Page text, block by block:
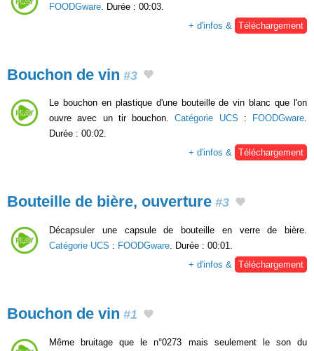
FOODGware . Durée : 00:03.
+ d'infos &
Téléchargement
Bouchon de vin #3
Le bouchon en plastique d'une bouteille de vin blanc que l'on
ouvre avec un tir bouchon.Catégorie UCS : FOODGware.
Durée : 00:02.
+ d'infos & Téléchargement
Bouteille de bière, ouverture #3
Décapsuler une capsule de bouteille en verre de bière.
Catégorie UCS : FOODGware . Durée : 00:01.
+ d'infos &
Téléchargement
Bouchon de vin #1
Même bruitage que le n°0273 mais seulement le son du